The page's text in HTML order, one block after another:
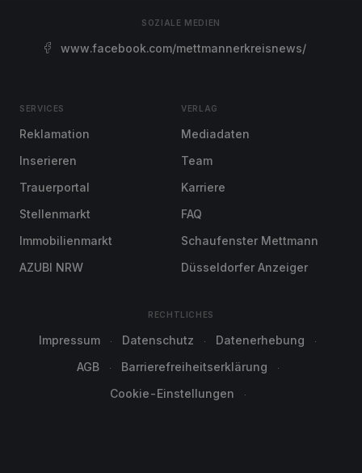
SOZIALE MEDIEN
www.facebook.com/mettmannerkreisnews/
SERVICES
Reklamation
Inserieren
Trauerportal
Stellenmarkt
Immobilienmarkt
AZUBI NRW
VERLAG
Mediadaten
Team
Karriere
FAQ
Schaufenster Mettmann
Düsseldorfer Anzeiger
RECHTLICHES
Impressum Datenschutz
Datenerhebung
AGB
Barrierefreiheitserklärung
Cookie-Einstellungen